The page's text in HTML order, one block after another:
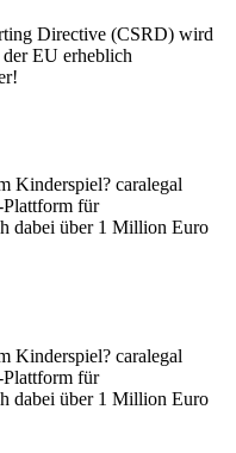
Directive (CSRD) wird
EU erheblich
Kinderspiel? caralegal
für
dabei über 1 Million Euro
Kinderspiel? caralegal
für
dabei über 1 Million Euro